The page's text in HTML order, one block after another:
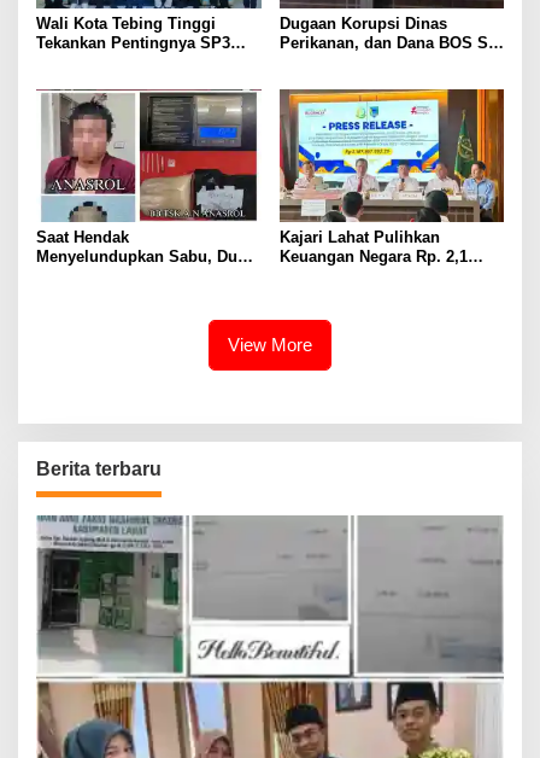
Wali Kota Tebing Tinggi
Tekankan Pentingnya SP3
Dugaan Korupsi Dinas
Perikanan, dan Dana BOS SD
Saat Hendak
Menyelundupkan Sabu, Dua
Kajari Lahat Pulihkan
Keuangan Negara Rp. 2,1
View More
Berita terbaru